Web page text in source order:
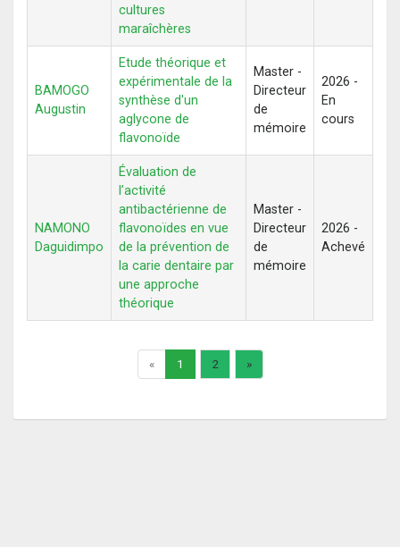
cultures
maraîchères
BAMOGO
Augustin
Etude théorique et
expérimentale de la
synthèse d'un
aglycone de
flavonoïde
Master -
Directeur
de
mémoire
2026 -
En
cours
NAMONO
Daguidimpo
Évaluation de
l’activité
antibactérienne de
flavonoïdes en vue
de la prévention de
la carie dentaire par
une approche
théorique
Master -
Directeur
de
mémoire
2026 -
Achevé
« 1 2 »